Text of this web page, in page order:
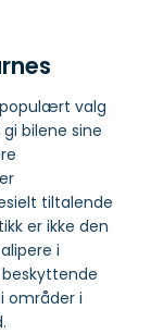
valg
bilene sine
tiltalende
er ikke den
i
beskyttende
områder i